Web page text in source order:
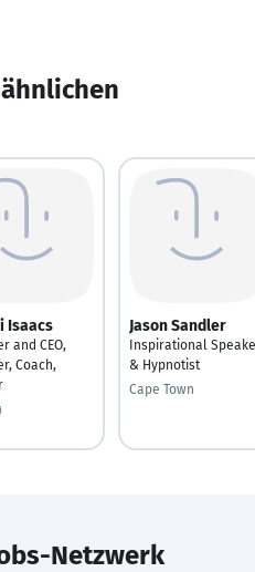
Isaacs
and CEO,
Coach,
Jason Sandler
Inspirational
& Hypnotist
Cape Town
Netzwerk